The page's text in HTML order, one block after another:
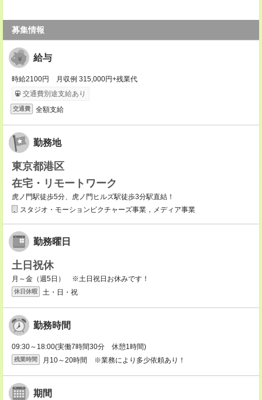
募集情報
給与
時給2100円 月収例 315,000円+残業代
交通費別途支給あり
交通費 全額支給
勤務地
東京都港区
在宅・リモートワーク
虎ノ門駅徒歩5分、虎ノ門ヒルズ駅徒歩3分駅直結！
スタジオ・モーションピクチャーズ事業，メディア事業
勤務曜日
土日祝休
月～金（週5日） ※土日祝日お休みです！
休日休暇 土・日・祝
勤務時間
09:30～18:00(実働7時間30分 休憩1時間)
残業時間 月10～20時間 ※業務により多少依頼あり！
期間